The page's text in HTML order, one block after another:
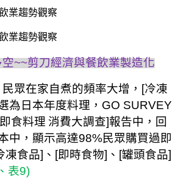
~~剪刀經濟與餐飲業製造化
眾在家自煮的頻率大增， [冷凍
為日本年度料理， GO SURVEY
即食料理 消費大調查]報告中，回
中，顯示高達98%民眾購買過即
凍食品] 、 [即時食物] 、 [罐頭食品]
、表9)